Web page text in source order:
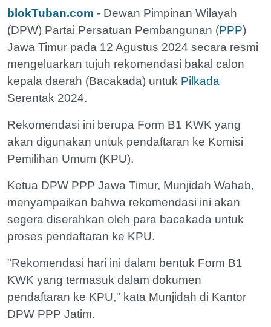
blokTuban.com - Dewan Pimpinan Wilayah
(DPW) Partai Persatuan Pembangunan (PPP)
Jawa Timur pada 12 Agustus 2024 secara resmi
mengeluarkan tujuh rekomendasi bakal calon
kepala daerah (Bacakada) untuk Pilkada
Serentak 2024.
Rekomendasi ini berupa Form B1 KWK yang
akan digunakan untuk pendaftaran ke Komisi
Pemilihan Umum (KPU).
Ketua DPW PPP Jawa Timur, Munjidah Wahab,
menyampaikan bahwa rekomendasi ini akan
segera diserahkan oleh para bacakada untuk
proses pendaftaran ke KPU.
"Rekomendasi hari ini dalam bentuk Form B1
KWK yang termasuk dalam dokumen
pendaftaran ke KPU," kata Munjidah di Kantor
DPW PPP Jatim.